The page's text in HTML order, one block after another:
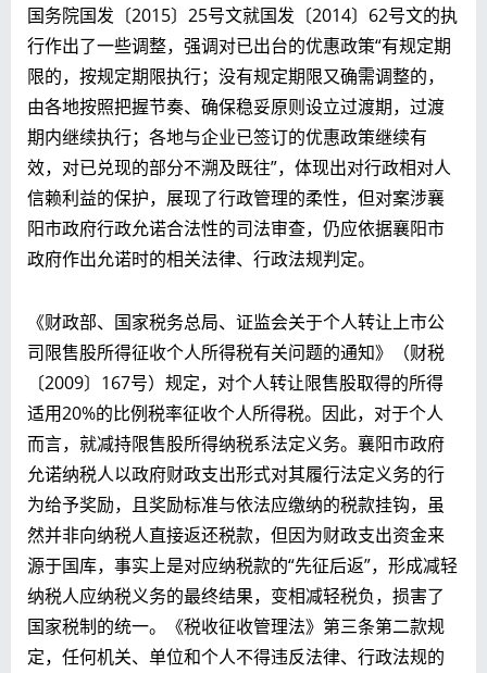
国务院国发〔2015〕25号文就国发〔2014〕62号文的执
行作出了一些调整，强调对已出台的优惠政策“有规定期
限的，按规定期限执行；没有规定期限又确需调整的，
由各地按照把握节奏、确保稳妥原则设立过渡期，过渡
期内继续执行；各地与企业已签订的优惠政策继续有
效，对已兑现的部分不溯及既往”，体现出对行政相对人
信赖利益的保护，展现了行政管理的柔性，但对案涉襄
阳市政府行政允诺合法性的司法审查，仍应依据襄阳市
政府作出允诺时的相关法律、行政法规判定。
《财政部、国家税务总局、证监会关于个人转让上市公
司限售股所得征收个人所得税有关问题的通知》（财税
〔2009〕167号）规定，对个人转让限售股取得的所得
适用20%的比例税率征收个人所得税。因此，对于个人
而言，就减持限售股所得纳税系法定义务。襄阳市政府
允诺纳税人以政府财政支出形式对其履行法定义务的行
为给予奖励，且奖励标准与依法应缴纳的税款挂钩，虽
然并非向纳税人直接返还税款，但因为财政支出资金来
源于国库，事实上是对应纳税款的“先征后返”，形成减轻
纳税人应纳税义务的最终结果，变相减轻税负，损害了
国家税制的统一。《税收征收管理法》第三条第二款规
定，任何机关、单位和个人不得违反法律、行政法规的